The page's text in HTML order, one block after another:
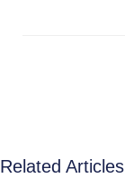
Related Articles